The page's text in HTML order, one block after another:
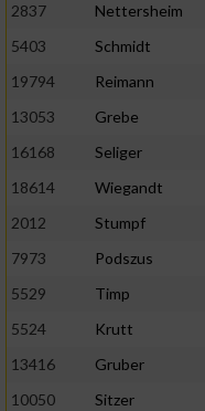
2837
Nettersheim
5403
Schmidt
19794
Reimann
13053
Grebe
16168
Seliger
18614
Wiegandt
2012
Stumpf
7973
Podszus
5529
Timp
5524
Krutt
13416
Gruber
10050
Sitzer